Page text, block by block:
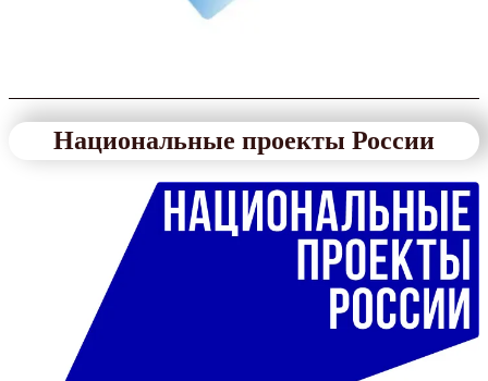
Национальные проекты России